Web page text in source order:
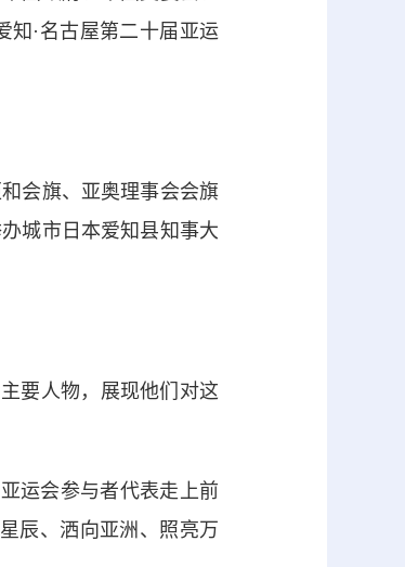
知·名古屋第二十届亚运
会旗、亚奥理事会会旗
城市日本爱知县知事大
要人物，展现他们对这
运会参与者代表走上前
辰、洒向亚洲、照亮万